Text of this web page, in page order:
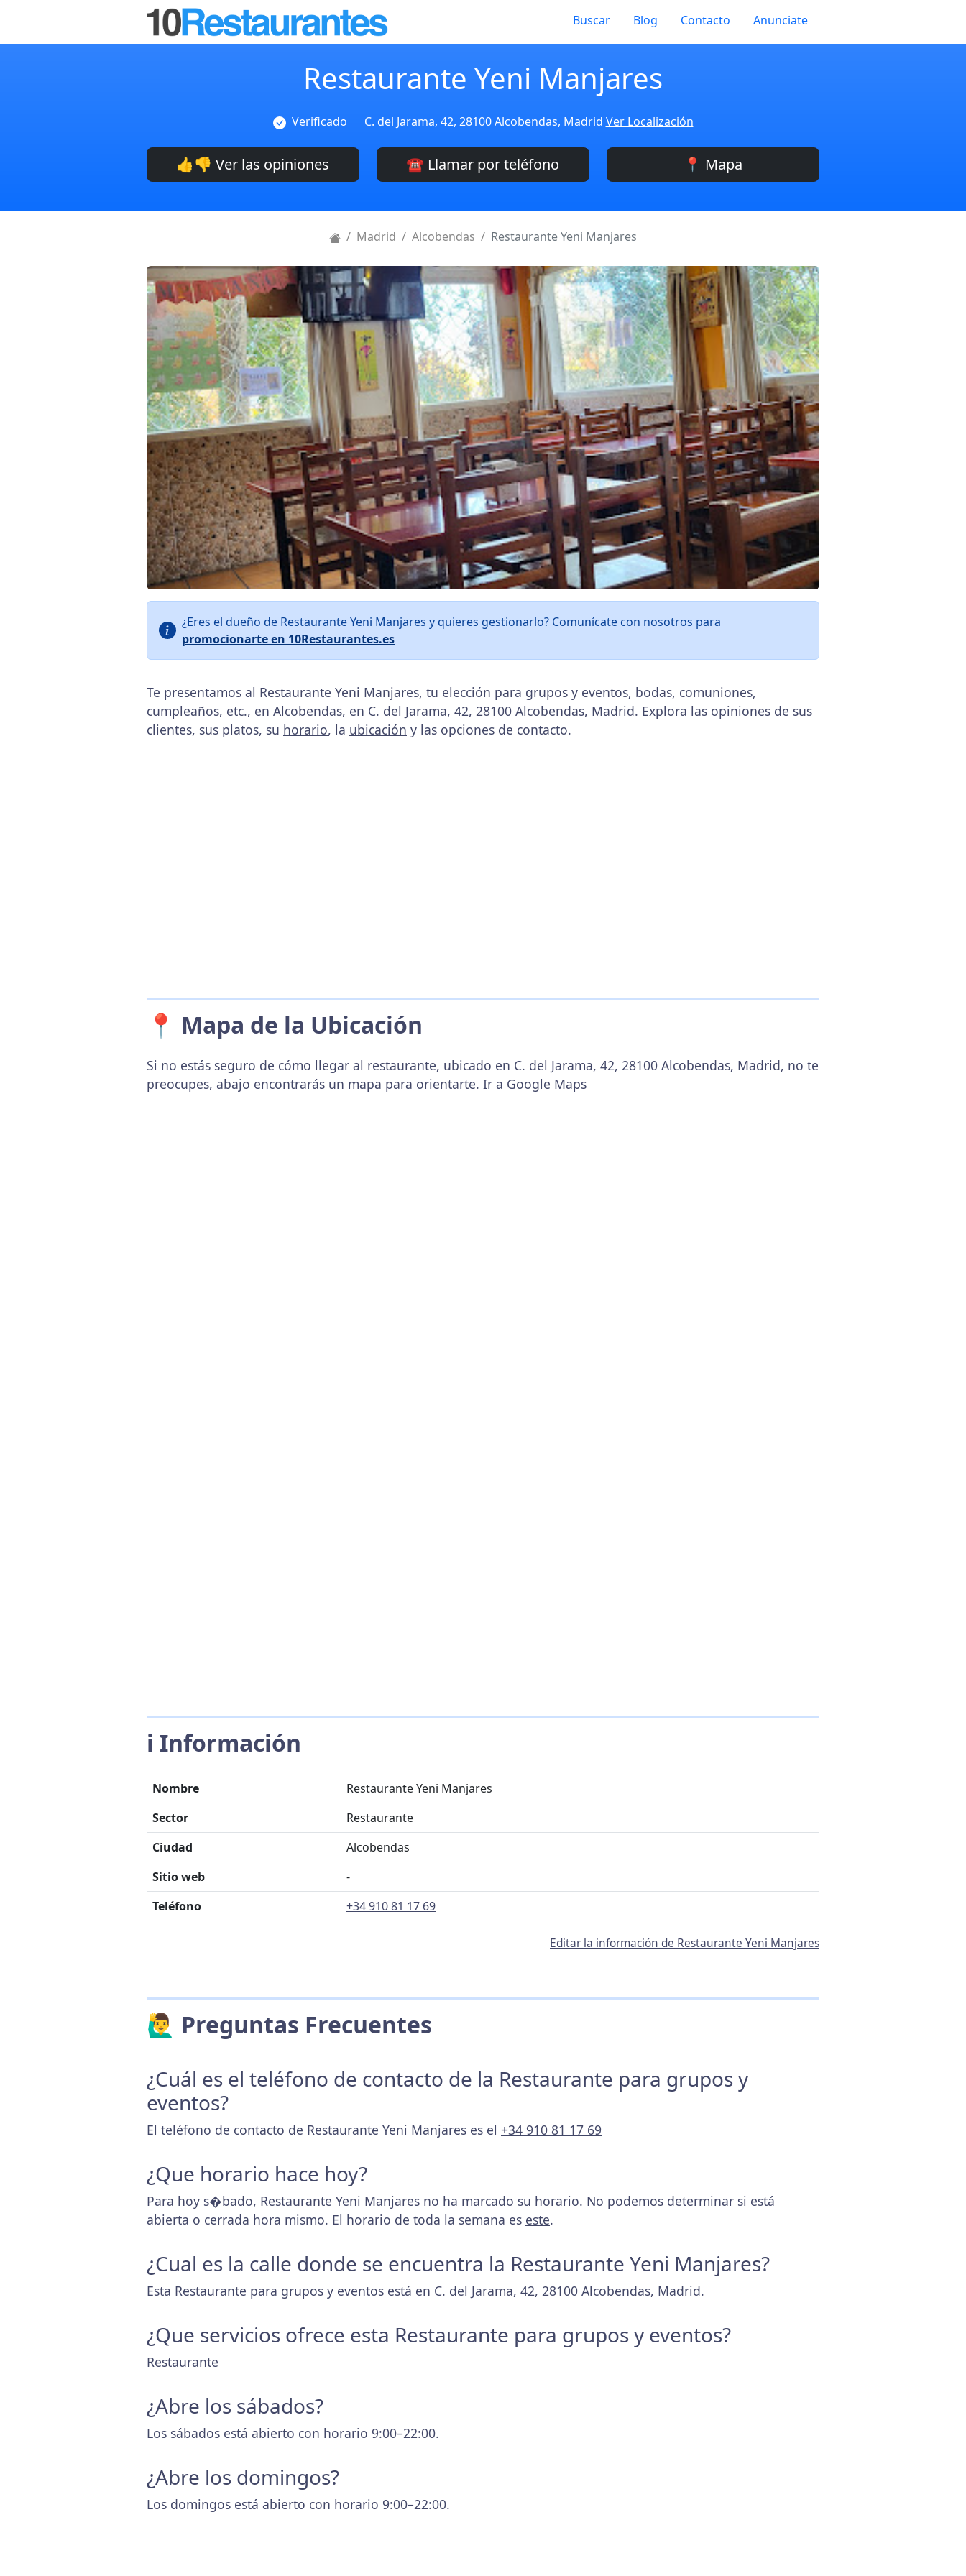
Buscar Blog Contacto Anunciate
Restaurante Yeni Manjares
Verificado C. del Jarama, 42, 28100 Alcobendas, Madrid Ver Localización
👍👎 Ver las opiniones ☎️ Llamar por teléfono 📍 Mapa
Madrid Alcobendas Restaurante Yeni Manjares
¿Eres el dueño de Restaurante Yeni Manjares y quieres gestionarlo? Comunícate con nosotros para
promocionarte en 10Restaurantes.es
Te presentamos al Restaurante Yeni Manjares, tu elección para grupos y eventos, bodas, comuniones,
cumpleaños, etc., en Alcobendas, en C. del Jarama, 42, 28100 Alcobendas, Madrid. Explora las opiniones de sus
clientes, sus platos, su horario, la ubicación y las opciones de contacto.
📍 Mapa de la Ubicación
Si no estás seguro de cómo llegar al restaurante, ubicado en C. del Jarama, 42, 28100 Alcobendas, Madrid, no te
preocupes, abajo encontrarás un mapa para orientarte. Ir a Google Maps
ℹ️ Información
Nombre
Restaurante Yeni Manjares
Sector
Restaurante
Ciudad
Alcobendas
Sitio web
-
Teléfono
+34 910 81 17 69
Editar la información de Restaurante Yeni Manjares
🙋‍♂️ Preguntas Frecuentes
¿Cuál es el teléfono de contacto de la Restaurante para grupos y
eventos?
El teléfono de contacto de Restaurante Yeni Manjares es el +34 910 81 17 69
¿Que horario hace hoy?
Para hoy s�bado, Restaurante Yeni Manjares no ha marcado su horario. No podemos determinar si está
abierta o cerrada hora mismo. El horario de toda la semana es este.
¿Cual es la calle donde se encuentra la Restaurante Yeni Manjares?
Esta Restaurante para grupos y eventos está en C. del Jarama, 42, 28100 Alcobendas, Madrid.
¿Que servicios ofrece esta Restaurante para grupos y eventos?
Restaurante
¿Abre los sábados?
Los sábados está abierto con horario 9:00–22:00.
¿Abre los domingos?
Los domingos está abierto con horario 9:00–22:00.